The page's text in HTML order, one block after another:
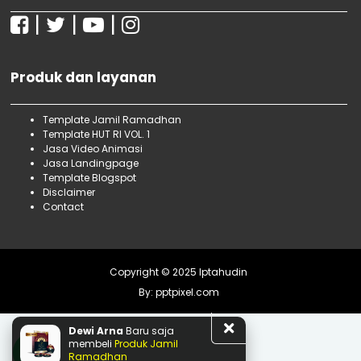
Dewi Arna Baru saja
membeli Produk Jamil
Ramadhan
Januari16
20175
| | |
Produk dan layanan
Template Jamil Ramadhan
Template HUT RI VOL. 1
Jasa Video Animasi
Jasa Landingpage
Template Blogspot
Disclaimer
Contact
Copyright © 2025 Iptahudin
By: pptpixel.com